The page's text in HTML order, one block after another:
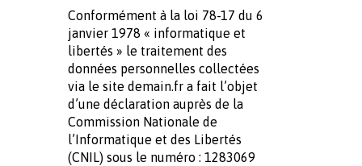
Conformément à la loi 78-17 du 6
janvier 1978 « informatique et
libertés » le traitement des
données personnelles collectées
via le site demain.fr a fait l’objet
d’une déclaration auprès de la
Commission Nationale de
l’Informatique et des Libertés
(CNIL) sous le numéro : 1283069